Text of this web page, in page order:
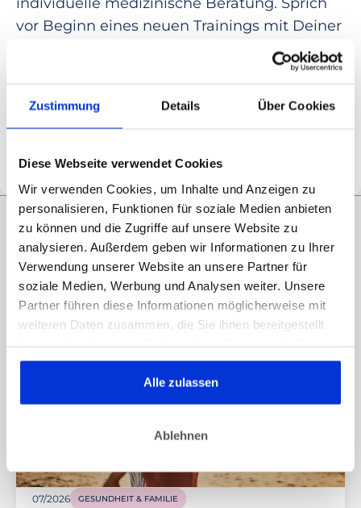
Zustimmung Details Über Cookies
Diese Webseite verwendet Cookies
Wir verwenden Cookies, um Inhalte und Anzeigen zu
personalisieren, Funktionen für soziale Medien anbieten
zu können und die Zugriffe auf unsere Website zu
analysieren. Außerdem geben wir Informationen zu Ihrer
Verwendung unserer Website an unsere Partner für
soziale Medien, Werbung und Analysen weiter. Unsere
Partner führen diese Informationen möglicherweise mit
weiteren Daten zusammen, die Sie ihnen bereitgestellt
gesammelt haben. Dies gilt auch für Gesundheitsdaten,
die gegebenenfalls für die Kursdurchführung erhoben
werden.
Alle zulassen
Ablehnen
vor Beginn eines neuen Trainings mit Deiner
Hebamme oder Deinem Arzt, besonders bei
YOGA ZUHAUSE TRAINIEREN
Das könnte Dich auch
interessieren:
07/2026 GESUNDHEIT & FAMILIE